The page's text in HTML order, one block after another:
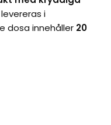
i
dosa innehåller 20